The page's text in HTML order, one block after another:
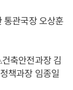
관국장 오상훈
축안전과장 김
책과장 임종일